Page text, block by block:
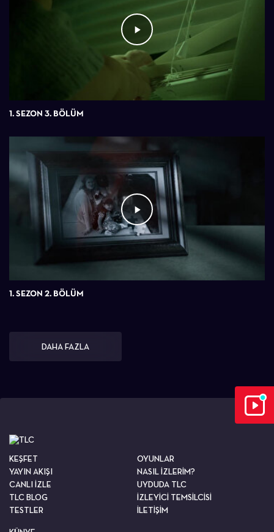
1. SEZON 3. BÖLÜM
1. SEZON 2. BÖLÜM
DAHA FAZLA
KEŞFET
YAYIN AKIŞI
CANLI İZLE
TLC BLOG
TESTLER
OYUNLAR
NASIL İZLERİM?
UYDUDA TLC
İZLEYİCİ TEMSİLCİSİ
İLETİŞİM